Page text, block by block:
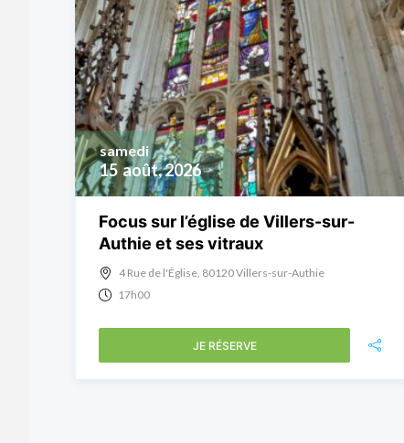
15 août, 2026
samedi
Focus sur l’église de Villers-sur-
Authie et ses vitraux
4 Rue de l'Église, 80120 Villers-sur-Authie
17h00
JE RÉSERVE